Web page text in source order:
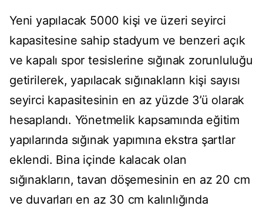
Yeni yapılacak 5000 kişi ve üzeri seyirci
kapasitesine sahip stadyum ve benzeri açık
ve kapalı spor tesislerine sığınak zorunluluğu
getirilerek, yapılacak sığınakların kişi sayısı
seyirci kapasitesinin en az yüzde 3’ü olarak
hesaplandı. Yönetmelik kapsamında eğitim
yapılarında sığınak yapımına ekstra şartlar
eklendi. Bina içinde kalacak olan
sığınakların, tavan döşemesinin en az 20 cm
ve duvarları en az 30 cm kalınlığında